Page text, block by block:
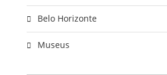
Belo Horizonte
Museus